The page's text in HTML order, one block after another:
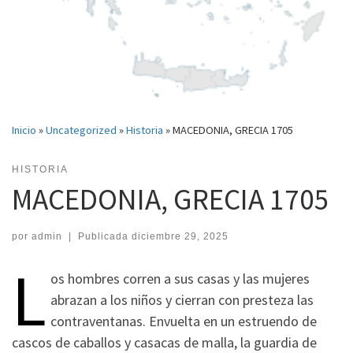
Inicio »Uncategorized »Historia »MACEDONIA, GRECIA 1705
HISTORIA
MACEDONIA, GRECIA 1705
por admin Publicada diciembre 29, 2025
L os hombres corren a sus casas y las mujeres
abrazan a los niños y cierran con presteza las
contraventanas. Envuelta en un estruendo de
cascos de caballos y casacas de malla, la guardia de